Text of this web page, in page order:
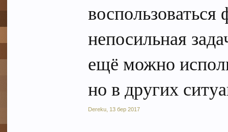
непосильная
ещё можно
но в других
Dereku 13 бер 2017